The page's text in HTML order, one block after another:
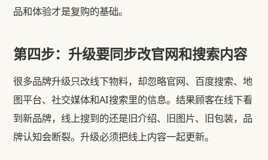
品和体验才是复购的基础。
第四步：升级要同步改官网和搜索内容
很多品牌升级只改线下物料，却忽略官网、百度搜索、地
图平台、社交媒体和AI搜索里的信息。结果顾客在线下看
到新品牌，线上搜到的还是旧介绍、旧图片、旧包装，品
牌认知会断裂。升级必须把线上内容一起更新。